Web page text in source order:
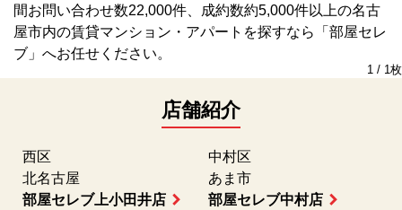
1 / 1枚
間お問い合わせ数22,000件、成約数約5,000件以上の名古
屋市内の賃貸マンション・アパートを探すなら「部屋セレ
ブ」へお任せください。
店舗紹介
西区
北名古屋
部屋セレブ上小田井店
中村区
あま市
部屋セレブ中村店